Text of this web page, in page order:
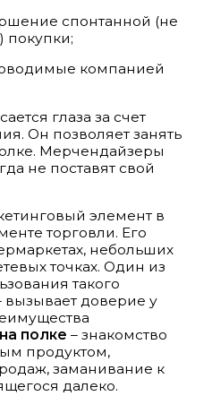
спонтанной (не
покупки;
компанией
глаза за счет
Он позволяет занять
Мерчендайзеры
не поставят свой
элемент в
торговли. Его
небольших
точках. Один из
такого
доверие у
полке – знакомство
продуктом,
заманивание к
далеко.